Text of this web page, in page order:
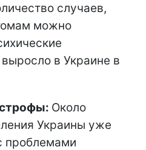
случаев,
можно
в Украине в
Около
Украины уже
проблемами